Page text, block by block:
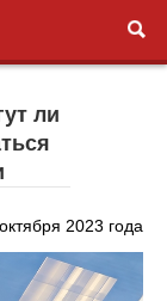
ли
2023 года